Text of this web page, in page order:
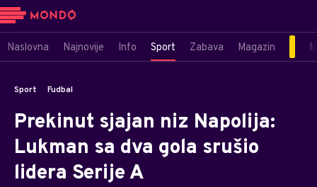
Naslovna Najnovije Info Sport Zabava Magazin
Sport Fudbal
Prekinut sjajan niz Napolija:
Lukman sa dva gola srušio
lidera Serije A